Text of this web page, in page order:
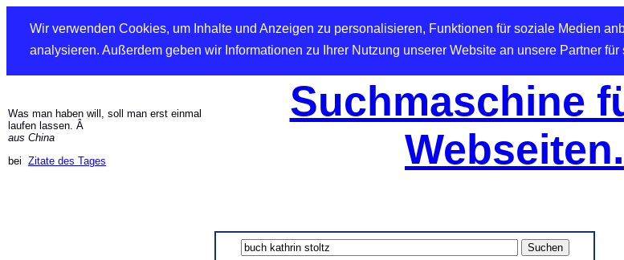
Wir verwenden Cookies, um Inhalte und Anzeigen zu personalisieren, Funktionen für soziale Medien
analysieren. Außerdem geben wir Informationen zu Ihrer Nutzung unserer Website an unsere Partner
Was man haben will, soll man erst einmal
laufen lassen. Â
aus China
bei Zitate des Tages
Suchmaschine
Webseiten.